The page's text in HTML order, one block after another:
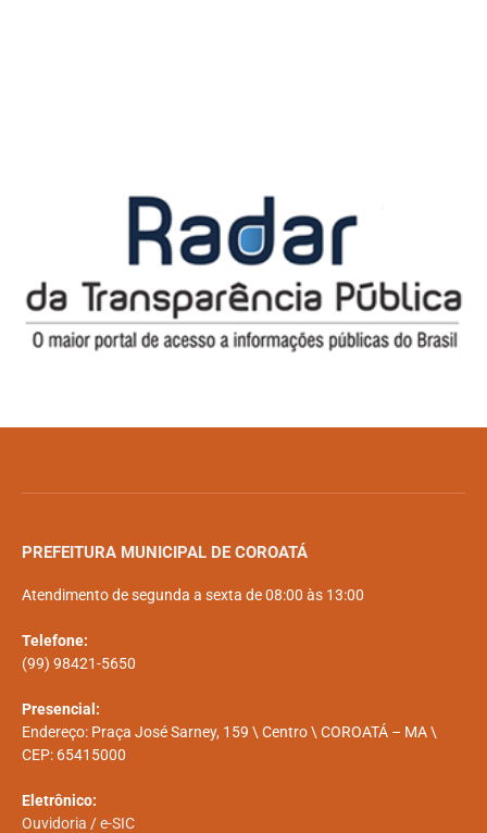
PREFEITURA MUNICIPAL DE COROATÁ
Atendimento de segunda a sexta de 08:00 às 13:00
Telefone:
(99) 98421-5650
Presencial:
Endereço: Praça José Sarney, 159 \ Centro \ COROATÁ – MA \
CEP: 65415000
Eletrônico:
Ouvidoria /e-SIC